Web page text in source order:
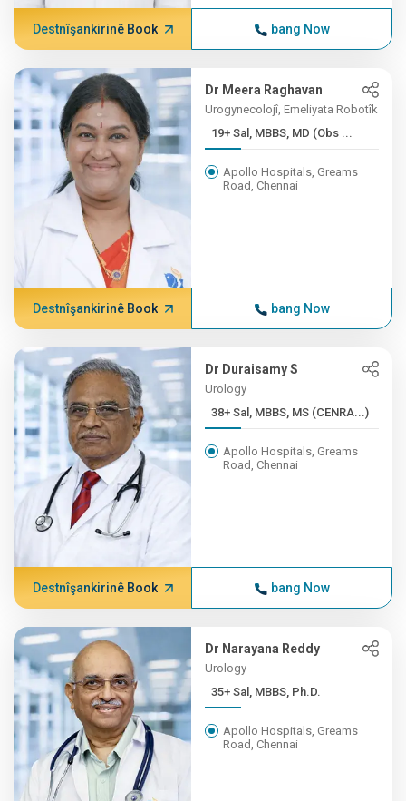
Destnîşankirinê Book bang Now
Dr Meera Raghavan
Urogynecolojî, Emeliyata Robotîk
19+ Sal, MBBS, MD (Obs ...
Apollo Hospitals, Greams
Road, Chennai
Destnîşankirinê Book bang Now
Dr Duraisamy S
Urology
38+ Sal, MBBS, MS (CENRA...)
Apollo Hospitals, Greams
Road, Chennai
Destnîşankirinê Book bang Now
Dr Narayana Reddy
Urology
35+ Sal, MBBS, Ph.D.
Apollo Hospitals, Greams
Road, Chennai